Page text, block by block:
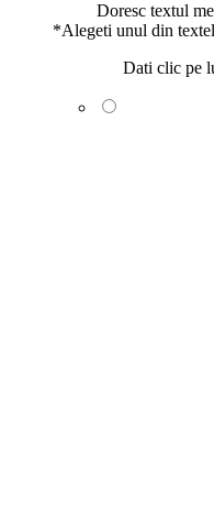
Doresc textul
*Alegeti unul din
Dati clic pe